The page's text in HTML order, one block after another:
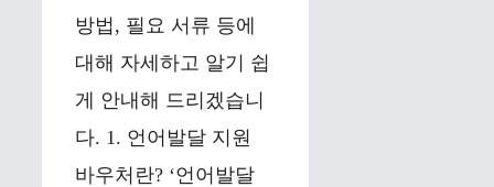
방법, 필요 서류 등에
대해 자세하고 알기 쉽
게 안내해 드리겠습니
다. 1. 언어발달 지원
바우처란? ‘언어발달